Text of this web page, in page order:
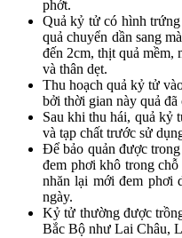
phớt.
Quả kỷ tử có hình
quả chuyển dần sang
đến 2cm, thịt quả mềm,
và thân dẹt.
Thu hoạch quả kỷ tử
bởi thời gian này quả
Sau khi thu hái, quả kỷ
và tạp chất trước sử
Để bảo quản được
đem phơi khô trong
nhăn lại mới đem phơi
ngày.
Kỷ tử thường được
Bắc Bộ như Lai Châu,